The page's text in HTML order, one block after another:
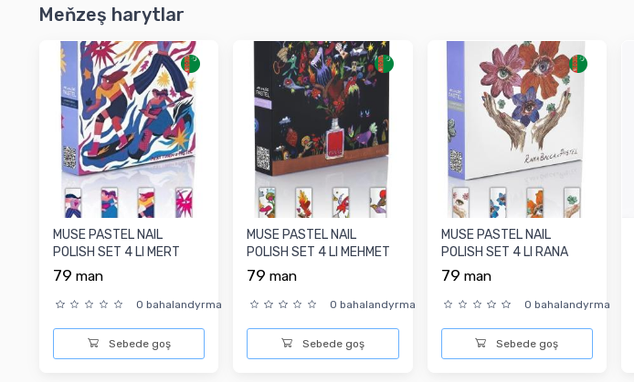
Meňzeş harytlar
MUSE PASTEL NAIL
POLISH SET 4 LI MERT
TUGEN
79 man
0 bahalandyrma
Sebede goş
MUSE PASTEL NAIL
POLISH SET 4 LI MEHMET
S.
79man
0 bahalandyrma
Sebede goş
MUSE PASTEL NAIL
POLISH SET 4 LI RANA
BALCA / 4 şt.
79 man
0 bahalandyrma
Sebede goş